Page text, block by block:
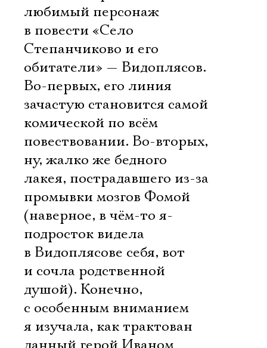
любимый персонаж
в повести «Село
Степанчиково и его
обитатели» — Видоплясов.
Во-первых, его линия
зачастую становится самой
комической по всём
повествовании. Во-вторых,
ну, жалко же бедного
лакея, пострадавшего из-за
промывки мозгов Фомой
(наверное, в чём-то я-
подросток видела
в Видоплясове себя, вот
и сочла родственной
душой). Конечно,
с особенным вниманием
я изучала, как трактован